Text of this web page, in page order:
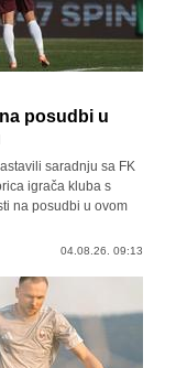
posudbi u
saradnju sa FK
igrača kluba s
na posudbi u ovom
04.08.26. 09:13